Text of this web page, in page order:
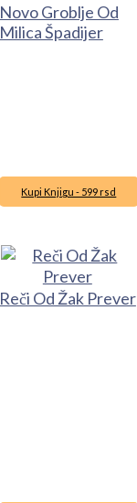
Novo Groblje Od
Milica Špadijer
Kupi Knjigu - 599 rsd
Reči Od Žak Prever